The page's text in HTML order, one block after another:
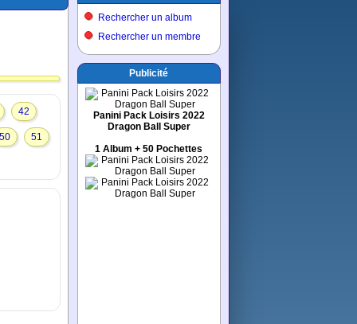
42
50 51
Rechercher un album
Rechercher un membre
Publicité
Panini Pack Loisirs 2022
Dragon Ball Super
1 Album + 50 Pochettes